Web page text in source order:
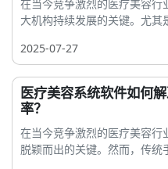
在当今竞争激烈的医疗美容
大机构持续发展的关键。尤其
2025-07-27
医疗美容系统软件如何
率？
在当今竞争激烈的医疗美容行
脱颖而出的关键。然而，传统